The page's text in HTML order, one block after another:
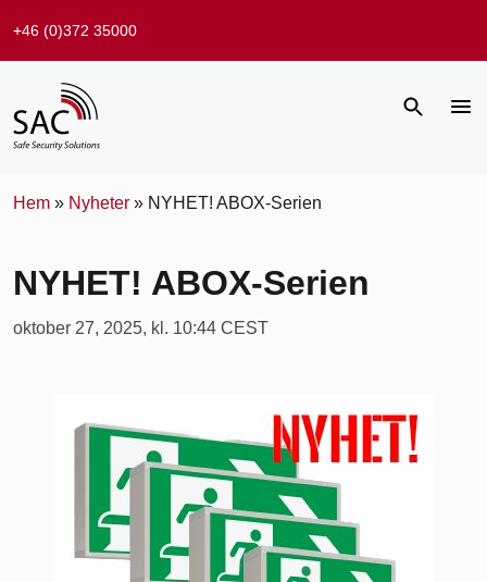
+46 (0)372 35000
Hem » Nyheter » NYHET! ABOX-Serien
NYHET! ABOX-Serien
oktober 27, 2025, kl. 10:44 CEST